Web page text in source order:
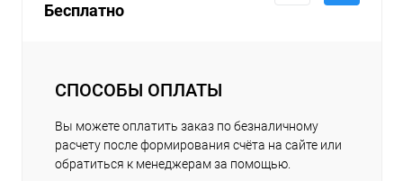
Бесплатно
СПОСОБЫ ОПЛАТЫ
Вы можете оплатить заказ по безналичному
расчету после формирования счёта на сайте или
обратиться к менеджерам за помощью.